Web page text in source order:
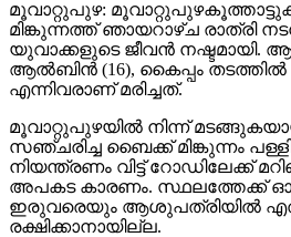
മൂവാറ്റുപുഴ:
മിങ്കുന്നത്ത് ഞായറാഴ്ച രാത്രി
യുവാക്കളുടെ ജീവന്‍ നഷ്ടമായി.
ആല്‍ബിന്‍ (16), കൈപ്പം തടത്തില്‍
എന്നിവരാണ് മരിച്ചത്.
മൂവാറ്റുപുഴയില്‍ നിന്ന്
സഞ്ചരിച്ച ബൈക്ക് മിങ്കുന്നം
നിയന്ത്രണം വിട്ട് റോഡിലേക്ക്
അപകട കാരണം. സ്ഥലത്തേക്ക്
ഇരുവരെയും ആശുപത്രിയില്‍
രക്ഷിക്കാനായില്ല.